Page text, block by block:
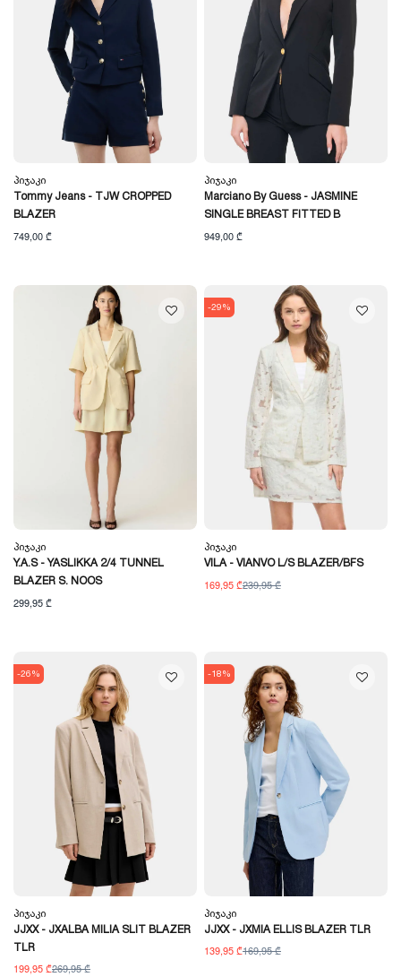
Პიჯაკი
Tommy Jeans - TJW CROPPED
BLAZER
749,00 ₾
Პიჯაკი
Marciano By Guess - JASMINE
SINGLE BREAST FITTED B
949,00 ₾
Პიჯაკი
Y.A.S - YASLIKKA 2/4 TUNNEL
BLAZER S. NOOS
299,95 ₾
-29%
Პიჯაკი
VILA - VIANVO L/S BLAZER/BFS
169,95 ₾239,95 ₾
-26%
Პიჯაკი
JJXX - JXALBA MILIA SLIT BLAZER
TLR
199,95 ₾269,95 ₾
-18%
Პიჯაკი
JJXX - JXMIA ELLIS BLAZER TLR
139,95 ₾169,95 ₾